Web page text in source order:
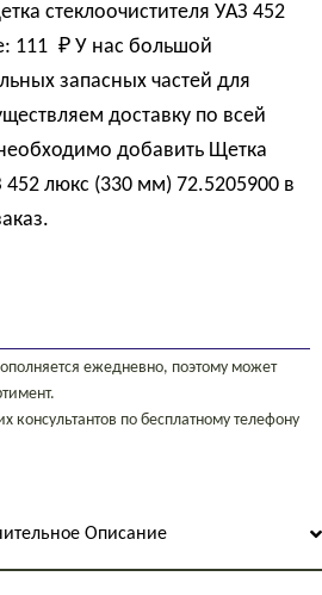
стеклоочистителя УАЗ 452
111 ₽ У нас большой
запасных частей для
доставку по всей
добавить Щетка
452 люкс (330 мм) 72.5205900 в
ежедневно, поэтому может
по бесплатному телефону
Описание